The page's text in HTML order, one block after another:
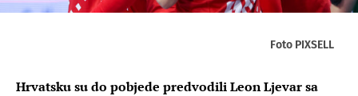
Foto PIXSELL
Hrvatsku su do pobjede predvodili Leon Ljevar sa